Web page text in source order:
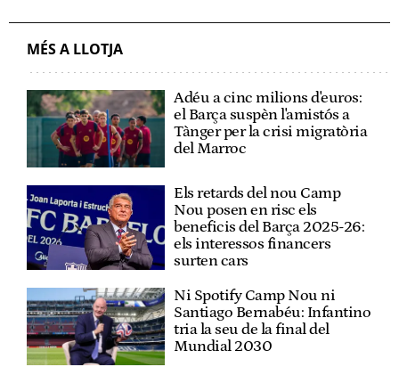
MÉS A LLOTJA
Adéu a cinc milions d'euros:
el Barça suspèn l'amistós a
Tànger per la crisi migratòria
del Marroc
Els retards del nou Camp
Nou posen en risc els
beneficis del Barça 2025-26:
els interessos financers
surten cars
Ni Spotify Camp Nou ni
Santiago Bernabéu: Infantino
tria la seu de la final del
Mundial 2030